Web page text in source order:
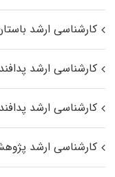
کارشناسی ارشد
کارشناسی ارشد
کارشناسی ارشد
کارشناسی ارشد